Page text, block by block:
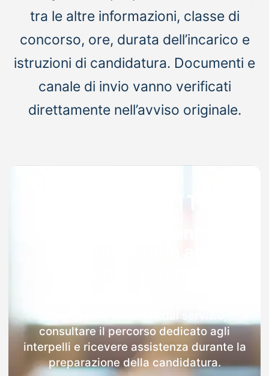
tra le altre informazioni, classe di
concorso, ore, durata dell’incarico e
istruzioni di candidatura. Documenti e
canale di invio vanno verificati
direttamente nell’avviso originale.
consultare il percorso dedicato agli
interpelli e ricevere assistenza durante la
preparazione della candidatura.